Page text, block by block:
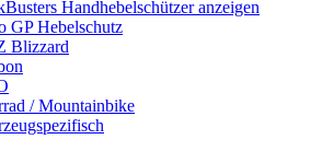
Handhebelschützer anzeigen
GP Hebelschutz
Blizzard
/ Mountainbike